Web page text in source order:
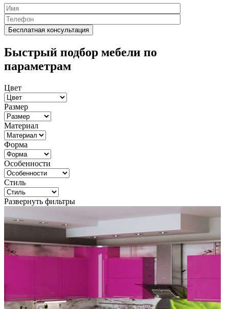
Быстрый подбор мебели по
параметрам
Цвет
Размер
Материал
Форма
Особенности
Стиль
Развернуть фильтры